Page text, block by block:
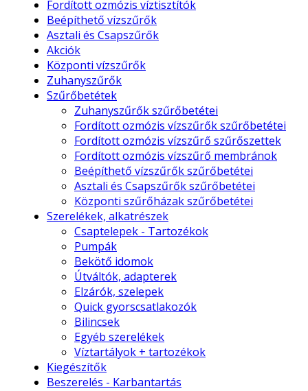
Fordított ozmózis víztisztítók
Beépíthető vízszűrők
Asztali és Csapszűrők
Akciók
Központi vízszűrők
Zuhanyszűrők
Szűrőbetétek
Zuhanyszűrők szűrőbetétei
Fordított ozmózis vízszűrők szűrőbetétei
Fordított ozmózis vízszűrő szűrőszettek
Fordított ozmózis vízszűrő membránok
Beépíthető vízszűrők szűrőbetétei
Asztali és Csapszűrők szűrőbetétei
Központi szűrőházak szűrőbetétei
Szerelékek, alkatrészek
Csaptelepek - Tartozékok
Pumpák
Bekötő idomok
Útváltók, adapterek
Elzárók, szelepek
Quick gyorscsatlakozók
Bilincsek
Egyéb szerelékek
Víztartályok + tartozékok
Kiegészítők
Beszerelés - Karbantartás